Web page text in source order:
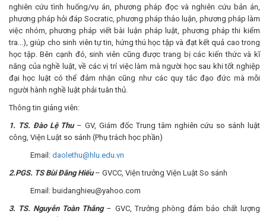
nghiên cứu tình huống/vụ án, phương pháp đọc và nghiên cứu bản án,
phương pháp hỏi đáp Socratic, phương pháp thảo luận, phương pháp làm
việc nhóm, phương pháp viết bài luận pháp luật, phương pháp thi kiểm
tra...), giúp cho sinh viên tự tin, hứng thú học tập và đạt kết quả cao trong
học tập. Bên cạnh đó, sinh viên cũng được trang bị các kiến thức và kĩ
năng của nghề luật, về các vị trí việc làm mà người học sau khi tốt nghiệp
đại học luật có thể đảm nhận cũng như các quy tắc đạo đức mà mỗi
người hành nghề luật phải tuân thủ.
Thông tin giảng viên:
1. TS. Đào Lệ Thu– GV, Giám đốc Trung tâm nghiên cứu so sánh luật
công, Viện Luật so sánh (Phụ trách học phần)
Email: daolethu@hlu.edu.vn
2.PGS. TS Bùi Đăng Hiếu– GVCC, Viện trưởng Viện Luật So sánh
Email: buidanghieu@yahoo.com
3. TS. Nguyễn Toàn Thắng – GVC, Trưởng phòng đảm bảo chất lượng